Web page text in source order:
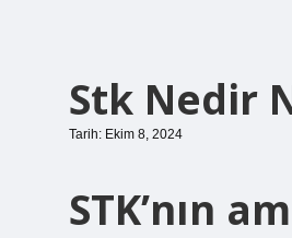
Stk Nedir
Tarih: Ekim 8, 2024
STK’nın